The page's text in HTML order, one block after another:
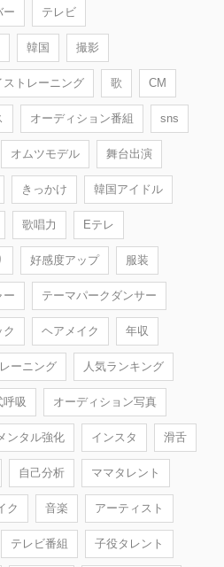
ー テレビ
韓国 撮影
ストレーニング 歌 CM
オーディション番組 sns
オムツモデル 舞台出演
きっかけ 韓国アイドル
歌唱力 Eテレ
好感度アップ 服装
ー テーマパークダンサー
ク ヘアメイク 年収
レーニング 人気ランキング
呼吸 オーディション写真
ンタル強化 インスタ 滑舌
自己分析 ママタレント
ク 音楽 アーティスト
テレビ番組 子役タレント